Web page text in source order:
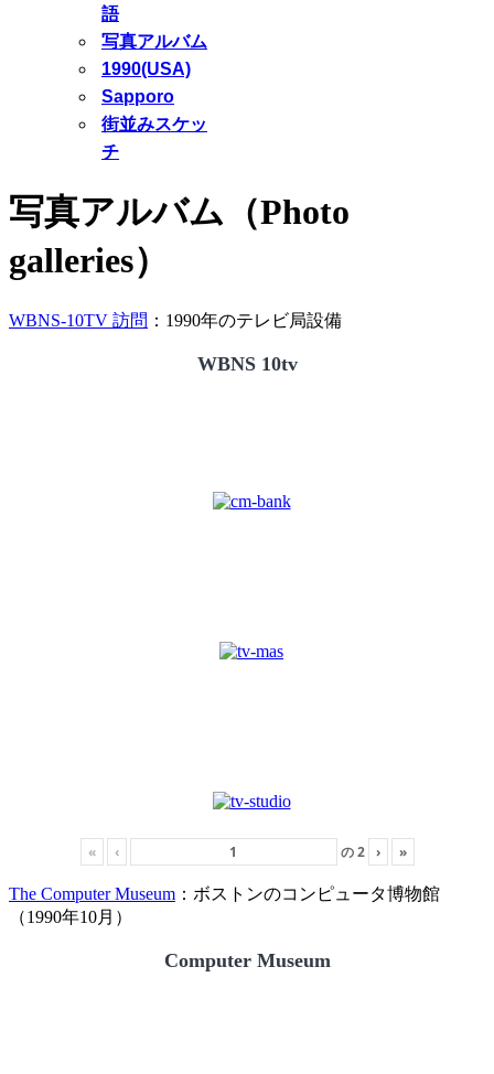
語
写真アルバム
1990(USA)
Sapporo
街並みスケッ
チ
写真アルバム（Photo
galleries）
WBNS-10TV 訪問 ：1990年のテレビ局設備
WBNS 10tv
« ‹ の2 › »
The Computer Museum ：ボストンのコンピュータ博物館
（1990年10月）
Computer Museum